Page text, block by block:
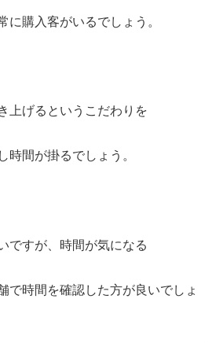
に購入客がいるでしょう。
上げるというこだわりを
時間が掛るでしょう。
ですが、時間が気になる
で時間を確認した方が良いでしょ